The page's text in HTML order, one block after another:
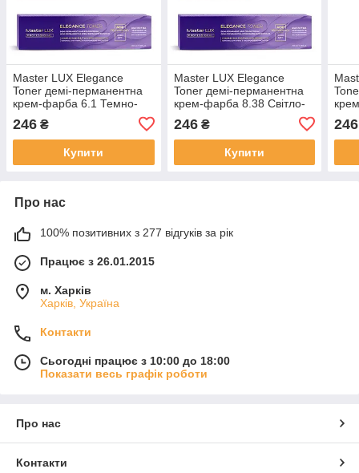
Master LUX Elegance
Toner демі-перманентна
крем-фарба 6.1 Темно-
Русявий Попелястий 100
мл
246 ₴
Купити
Master LUX Elegance
Toner демі-перманентна
крем-фарба 8.38 Свiтло-
Перлинний 100 мл
246₴
Купити
246
Про нас
100% позитивних з 277 відгуків за рік
Працює з 26.01.2015
м. Харків
Харків, Україна
Контакти
Сьогодні працює з 10:00 до 18:00
Показати весь графік роботи
Про нас
Контакти